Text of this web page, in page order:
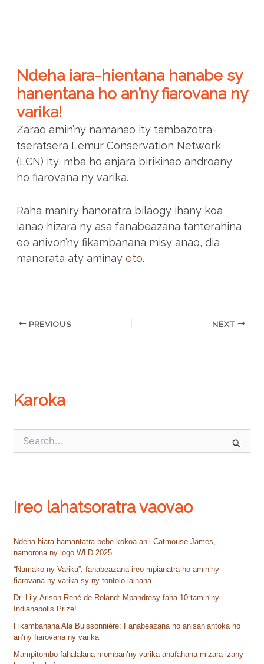
Ndeha iara-hientana hanabe sy
hanentana ho an’ny fiarovana ny
varika!
Zarao amin’ny namanao ity tambazotra-
tseratsera Lemur Conservation Network
(LCN) ity, mba ho anjara birikinao androany
ho fiarovana ny varika.
Raha maniry hanoratra bilaogy ihany koa
ianao hizara ny asa fanabeazana tanterahina
eo anivon’ny fikambanana misy anao, dia
manorata aty aminay eto.
PREVIOUS NEXT
Karoka
:
Ireo lahatsoratra vaovao
Ndeha hiara-hamantatra bebe kokoa an’i Catmouse James,
namorona ny logo WLD 2025
“Namako ny Varika”, fanabeazana ireo mpianatra ho amin’ny
fiarovana ny varika sy ny tontolo iainana
Dr. Lily-Arison René de Roland: Mpandresy faha-10 tamin’ny
Indianapolis Prize!
Fikambanana Ala Buissonnière: Fanabeazana no anisan’antoka ho
an’ny fiarovana ny varika
Mampitombo fahalalana momban’ny varika ahafahana mizara izany